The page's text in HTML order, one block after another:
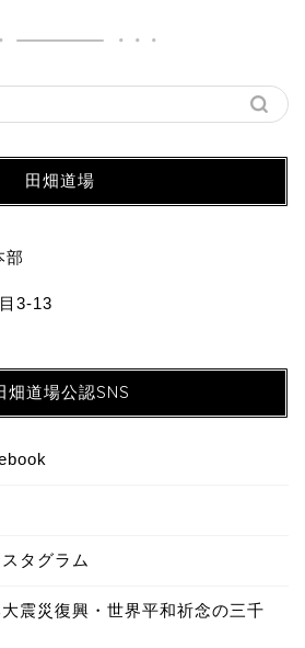
田畑道場
部
3-13
畑道場公認SNS
タグラム
震災復興・世界平和祈念の三千